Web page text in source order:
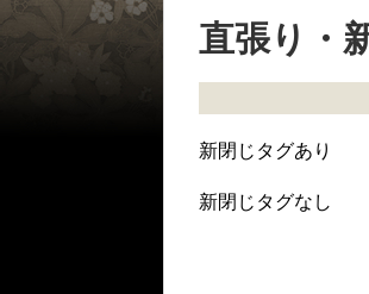
直張り・
新閉じタグあり
新閉じタグなし